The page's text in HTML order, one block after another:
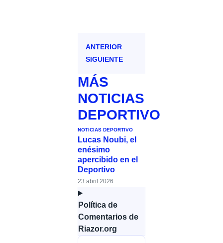
ANTERIOR
SIGUIENTE
MÁS
NOTICIAS
DEPORTIVO
NOTICIAS DEPORTIVO
Lucas Noubi, el
enésimo
apercibido en el
Deportivo
23 abril 2026
Política de
Comentarios de
Riazor.org